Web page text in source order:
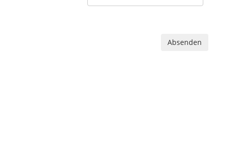
Absenden